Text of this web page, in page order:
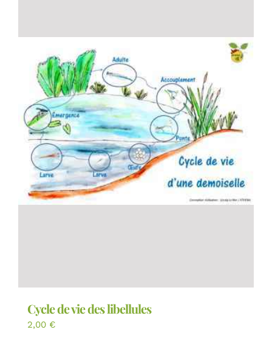
Cycle de vie des libellules
2,00 €